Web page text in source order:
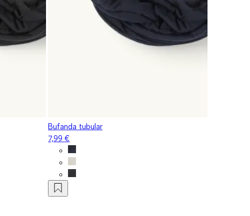
Bufanda tubular
7,99 €